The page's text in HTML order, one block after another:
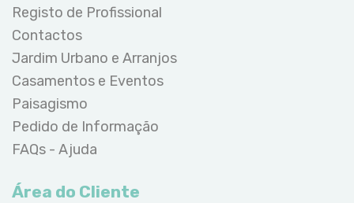
Registo de Profissional
Contactos
Jardim Urbano e Arranjos
Casamentos e Eventos
Paisagismo
Pedido de Informação
FAQs - Ajuda
Área do Cliente